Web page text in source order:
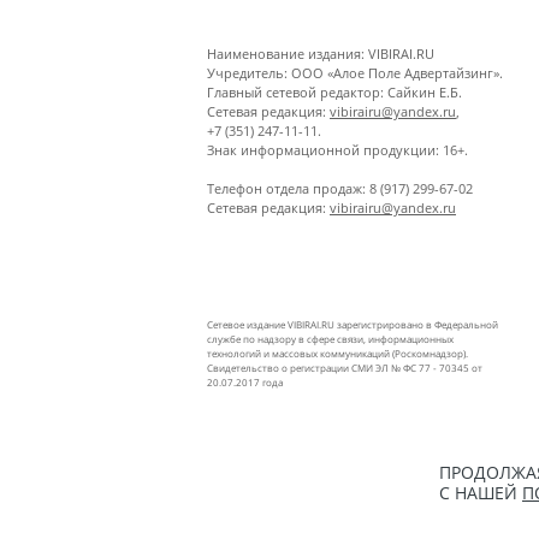
Наименование издания: VIBIRAI.RU
Учредитель: ООО «Алое Поле Адвертайзинг».
Главный сетевой редактор: Сайкин Е.Б.
Сетевая редакция: vibirairu@yandex.ru
+7 (351) 247-11-11.
Знак информационной продукции: 16+.
Телефон отдела продаж: 8 (917) 299-67-02
Сетевая редакция: vibirairu@yandex.ru
Сетевое издание VIBIRAI.RU зарегистрировано в Федеральной
службе по надзору в сфере связи, информационных
технологий и массовых коммуникаций (Роскомнадзор).
Свидетельство о регистрации СМИ ЭЛ № ФС 77 - 70345 от
20.07.2017 года
С НАШЕЙ